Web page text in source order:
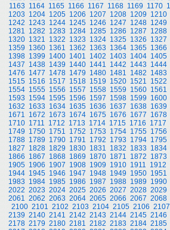
1163 1164 1165 1166 1167 1168 1169 1170
1203 1204 1205 1206 1207 1208 1209 1210
1242 1243 1244 1245 1246 1247 1248 1249
1281 1282 1283 1284 1285 1286 1287 1288
1320 1321 1322 1323 1324 1325 1326 1327
1359 1360 1361 1362 1363 1364 1365 1366
1398 1399 1400 1401 1402 1403 1404 1405
1437 1438 1439 1440 1441 1442 1443 1444
1476 1477 1478 1479 1480 1481 1482 1483
1515 1516 1517 1518 1519 1520 1521 1522
1554 1555 1556 1557 1558 1559 1560 1561
1593 1594 1595 1596 1597 1598 1599 1600
1632 1633 1634 1635 1636 1637 1638 1639
1671 1672 1673 1674 1675 1676 1677 1678
1710 1711 1712 1713 1714 1715 1716 1717
1749 1750 1751 1752 1753 1754 1755 1756
1788 1789 1790 1791 1792 1793 1794 1795
1827 1828 1829 1830 1831 1832 1833 1834
1866 1867 1868 1869 1870 1871 1872 1873
1905 1906 1907 1908 1909 1910 1911 1912
1944 1945 1946 1947 1948 1949 1950 1951
1983 1984 1985 1986 1987 1988 1989 1990
2022 2023 2024 2025 2026 2027 2028 2029
2061 2062 2063 2064 2065 2066 2067 2068
2100 2101 2102 2103 2104 2105 2106 2107
2139 2140 2141 2142 2143 2144 2145 2146
2178 2179 2180 2181 2182 2183 2184 2185